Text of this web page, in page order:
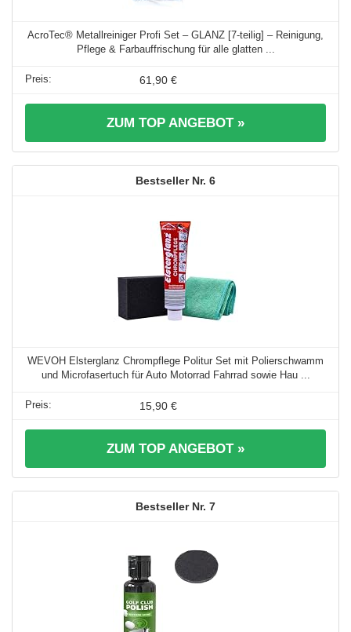
AcroTec® Metallreiniger Profi Set – GLANZ [7-teilig] – Reinigung,
Pflege & Farbauffrischung für alle glatten ...
61,90 €
ZUM TOP ANGEBOT »
6
WEVOH Elsterglanz Chrompflege Politur Set mit Polierschwamm
und Microfasertuch für Auto Motorrad Fahrrad sowie Hau ...
15,90 €
ZUM TOP ANGEBOT »
7